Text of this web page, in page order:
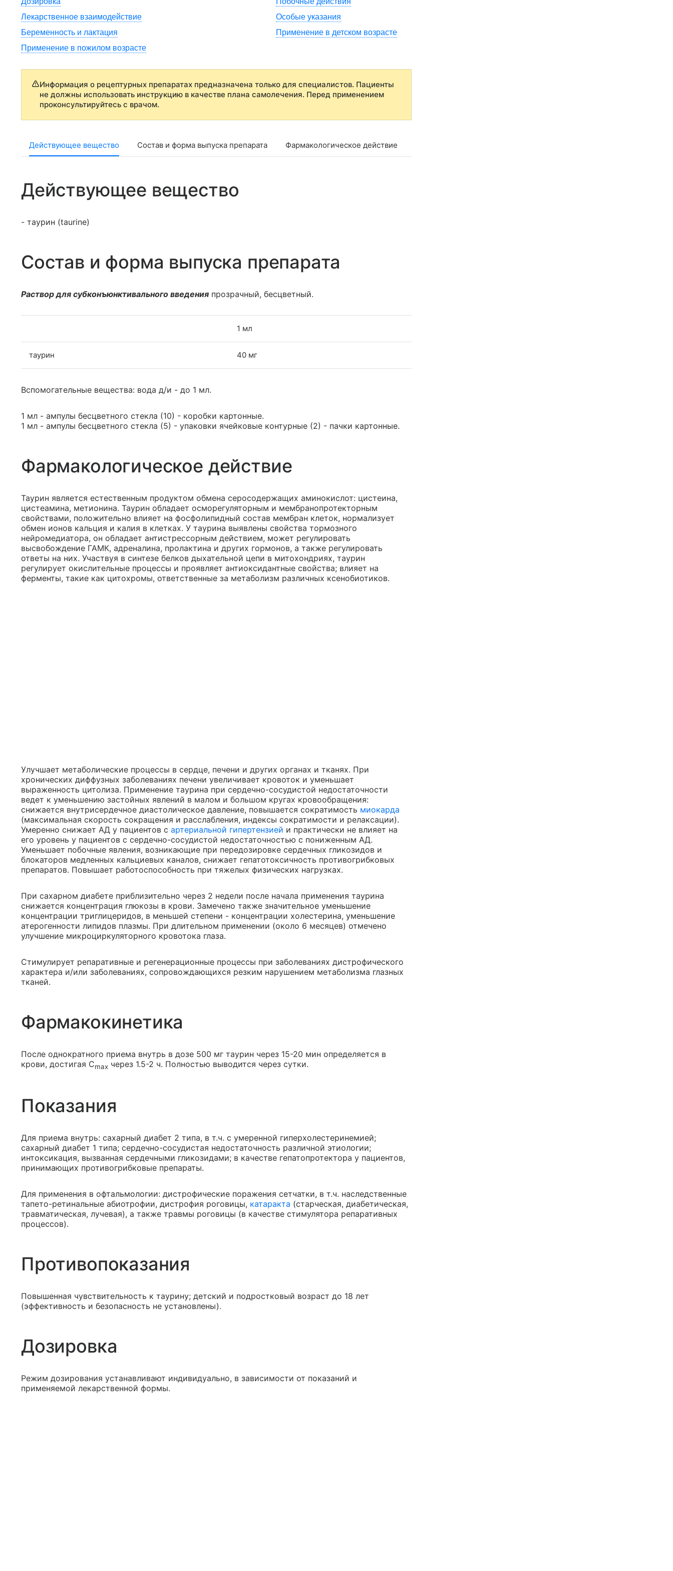
Лекарственное взаимодействие
Особые указания
Беременность и лактация
Применение в детском возрасте
Применение в пожилом возрасте
Информация о рецептурных препаратах предназначена только для специалистов. Пациенты
не должны использовать инструкцию в качестве плана самолечения. Перед применением
проконсультируйтесь с врачом.
Действующее вещество Состав и форма выпуска препарата Фармакологическое действие
Действующее вещество
- таурин (taurine)
Состав и форма выпуска препарата
Раствор для субконъюнктивального введения прозрачный, бесцветный.
1 мл
таурин 40 мг
Вспомогательные вещества: вода д/и - до 1 мл.
1 мл - ампулы бесцветного стекла (10) - коробки картонные.
1 мл - ампулы бесцветного стекла (5) - упаковки ячейковые контурные (2) - пачки картонные.
Фармакологическое действие
Таурин является естественным продуктом обмена серосодержащих аминокислот: цистеина,
цистеамина, метионина. Таурин обладает осморегуляторным и мембранопротекторным
свойствами, положительно влияет на фосфолипидный состав мембран клеток, нормализует
обмен ионов кальция и калия в клетках. У таурина выявлены свойства тормозного
нейромедиатора, он обладает антистрессорным действием, может регулировать
высвобождение ГАМК, адреналина, пролактина и других гормонов, а также регулировать
ответы на них. Участвуя в синтезе белков дыхательной цепи в митохондриях, таурин
регулирует окислительные процессы и проявляет антиоксидантные свойства; влияет на
ферменты, такие как цитохромы, ответственные за метаболизм различных ксенобиотиков.
Улучшает метаболические процессы в сердце, печени и других органах и тканях. При
хронических диффузных заболеваниях печени увеличивает кровоток и уменьшает
выраженность цитолиза. Применение таурина при сердечно-сосудистой недостаточности
ведет к уменьшению застойных явлений в малом и большом кругах кровообращения:
снижается внутрисердечное диастолическое давление, повышается сократимость миокарда
(максимальная скорость сокращения и расслабления, индексы сократимости и релаксации).
Умеренно снижает АД у пациентов с артериальной гипертензией и практически не влияет на
его уровень у пациентов с сердечно-сосудистой недостаточностью с пониженным АД.
Уменьшает побочные явления, возникающие при передозировке сердечных гликозидов и
блокаторов медленных кальциевых каналов, снижает гепатотоксичность противогрибковых
препаратов. Повышает работоспособность при тяжелых физических нагрузках.
При сахарном диабете приблизительно через 2 недели после начала применения таурина
снижается концентрация глюкозы в крови. Замечено также значительное уменьшение
концентрации триглицеридов, в меньшей степени - концентрации холестерина, уменьшение
атерогенности липидов плазмы. При длительном применении (около 6 месяцев) отмечено
улучшение микроциркуляторного кровотока глаза.
Стимулирует репаративные и регенерационные процессы при заболеваниях дистрофического
характера и/или заболеваниях, сопровождающихся резким нарушением метаболизма глазных
тканей.
Фармакокинетика
После однократного приема внутрь в дозе 500 мг таурин через 15-20 мин определяется в
крови, достигая Cmax через 1.5-2 ч. Полностью выводится через сутки.
Показания
Для приема внутрь: сахарный диабет 2 типа, в т.ч. с умеренной гиперхолестеринемией;
сахарный диабет 1 типа; сердечно-сосудистая недостаточность различной этиологии;
интоксикация, вызванная сердечными гликозидами; в качестве гепатопротектора у пациентов,
принимающих противогрибковые препараты.
Для применения в офтальмологии: дистрофические поражения сетчатки, в т.ч. наследственные
тапето-ретинальные абиотрофии, дистрофия роговицы, катаракта (старческая, диабетическая,
травматическая, лучевая), а также травмы роговицы (в качестве стимулятора репаративных
процессов).
Противопоказания
Повышенная чувствительность к таурину; детский и подростковый возраст до 18 лет
(эффективность и безопасность не установлены).
Дозировка
Режим дозирования устанавливают индивидуально, в зависимости от показаний и
применяемой лекарственной формы.